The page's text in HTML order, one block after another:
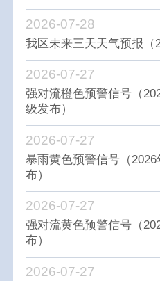
我区未来三天天气预报（
2026-07-28
强对流橙色预警信号（
级发布）
2026-07-27
暴雨黄色预警信号（
布）
2026-07-27
强对流黄色预警信号（
布）
2026-07-27
2026-07-27